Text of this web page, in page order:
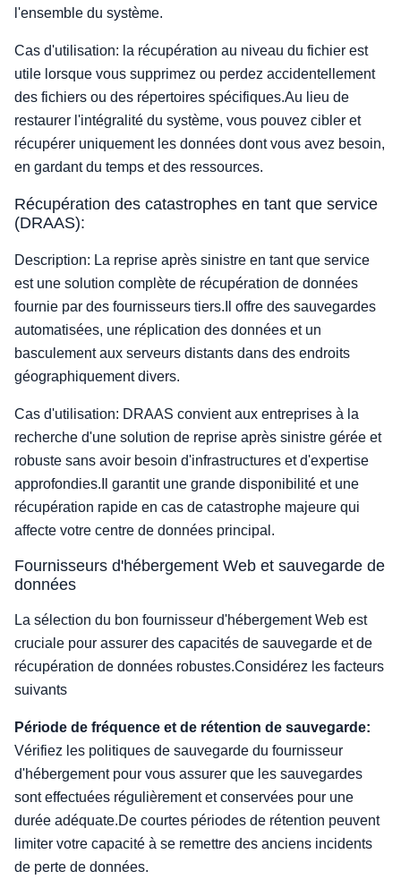
l'ensemble du système.
Cas d'utilisation: la récupération au niveau du fichier est
utile lorsque vous supprimez ou perdez accidentellement
des fichiers ou des répertoires spécifiques.Au lieu de
restaurer l'intégralité du système, vous pouvez cibler et
récupérer uniquement les données dont vous avez besoin,
en gardant du temps et des ressources.
Récupération des catastrophes en tant que service
(DRAAS):
Description: La reprise après sinistre en tant que service
est une solution complète de récupération de données
fournie par des fournisseurs tiers.Il offre des sauvegardes
automatisées, une réplication des données et un
basculement aux serveurs distants dans des endroits
géographiquement divers.
Cas d'utilisation: DRAAS convient aux entreprises à la
recherche d'une solution de reprise après sinistre gérée et
robuste sans avoir besoin d'infrastructures et d'expertise
approfondies.Il garantit une grande disponibilité et une
récupération rapide en cas de catastrophe majeure qui
affecte votre centre de données principal.
Fournisseurs d'hébergement Web et sauvegarde de
données
La sélection du bon fournisseur d'hébergement Web est
cruciale pour assurer des capacités de sauvegarde et de
récupération de données robustes.Considérez les facteurs
suivants
Période de fréquence et de rétention de sauvegarde:
Vérifiez les politiques de sauvegarde du fournisseur
d'hébergement pour vous assurer que les sauvegardes
sont effectuées régulièrement et conservées pour une
durée adéquate.De courtes périodes de rétention peuvent
limiter votre capacité à se remettre des anciens incidents
de perte de données.